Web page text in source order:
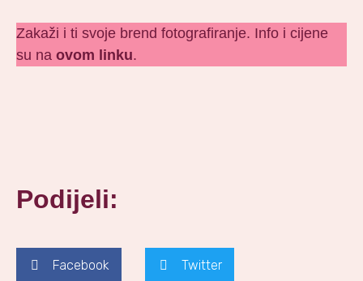
Zakaži i ti svoje brend fotografiranje. Info i cijene
su na ovom linku.
Podijeli:
Facebook Twitter